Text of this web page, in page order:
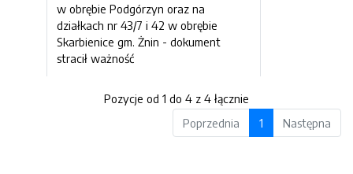
w obrębie Podgórzyn oraz na
działkach nr 43/7 i 42 w obrębie
Skarbienice gm. Żnin - dokument
stracił ważność
Pozycje od 1 do 4 z 4 łącznie
Poprzednia
1 Następna